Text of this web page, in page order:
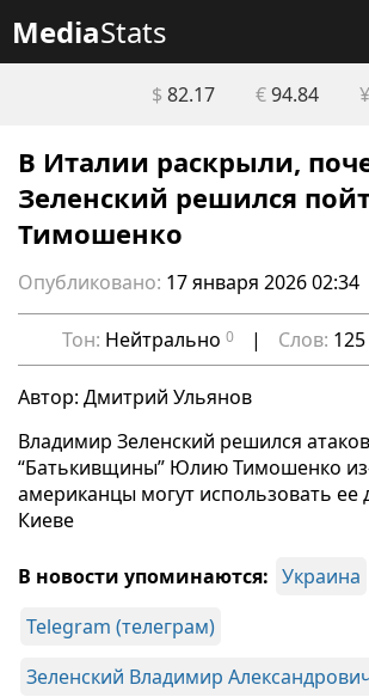
MediaStats
$ 82.17 €94.84 ¥
В Италии раскрыли,
Зеленский решился
Тимошенко
Опубликовано: 17 января 2026 02:34
Тон: Нейтрально 0 | Слов: 125
Автор: Дмитрий Ульянов
Владимир Зеленский решился
“Батькивщины” Юлию Тимошенко
американцы могут использовать ее
Киеве
В новости упоминаются: Украина
Telegram (телеграм)
Зеленский Владимир